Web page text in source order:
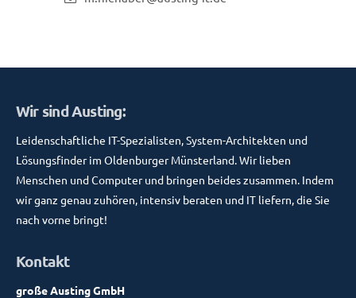
Wir sind Austing:
Leidenschaftliche IT-Spezialisten, System-Architekten und
Lösungsfinder im Oldenburger Münsterland. Wir lieben
Menschen und Computer und bringen beides zusammen. Indem
wir ganz genau zuhören, intensiv beraten und IT liefern, die Sie
nach vorne bringt!
Kontakt
große Austing GmbH